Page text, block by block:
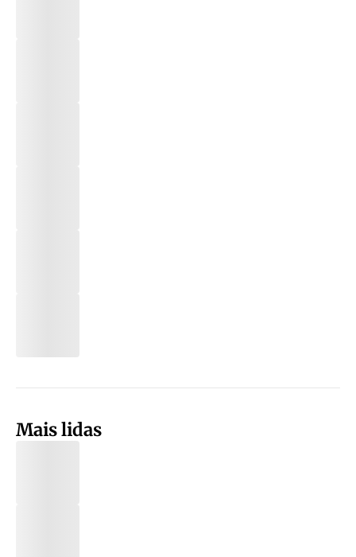
Mais lidas